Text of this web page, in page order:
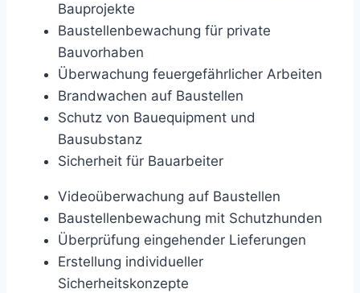
Bauprojekte
Baustellenbewachung für private
Bauvorhaben
Überwachung feuergefährlicher Arbeiten
Brandwachen auf Baustellen
Schutz von Bauequipment und
Bausubstanz
Sicherheit für Bauarbeiter
Videoüberwachung auf Baustellen
Baustellenbewachung mit Schutzhunden
Überprüfung eingehender Lieferungen
Erstellung individueller
Sicherheitskonzepte